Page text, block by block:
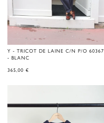
Y - TRICOT DE LAINE C/N P/O 60367
- BLANC
365,00 €